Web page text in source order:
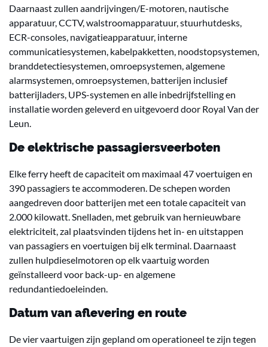
Daarnaast zullen aandrijvingen/E-motoren, nautische
apparatuur, CCTV, walstroomapparatuur, stuurhutdesks,
ECR-consoles, navigatieapparatuur, interne
communicatiesystemen, kabelpakketten, noodstopsystemen,
branddetectiesystemen, omroepsystemen, algemene
alarmsystemen, omroepsystemen, batterijen inclusief
batterijladers, UPS-systemen en alle inbedrijfstelling en
installatie worden geleverd en uitgevoerd door Royal Van der
Leun.
De elektrische passagiersveerboten
Elke ferry heeft de capaciteit om maximaal 47 voertuigen en
390 passagiers te accommoderen. De schepen worden
aangedreven door batterijen met een totale capaciteit van
2.000 kilowatt. Snelladen, met gebruik van hernieuwbare
elektriciteit, zal plaatsvinden tijdens het in- en uitstappen
van passagiers en voertuigen bij elk terminal. Daarnaast
zullen hulpdieselmotoren op elk vaartuig worden
geïnstalleerd voor back-up- en algemene
redundantiedoeleinden.
Datum van aflevering en route
De vier vaartuigen zijn gepland om operationeel te zijn tegen